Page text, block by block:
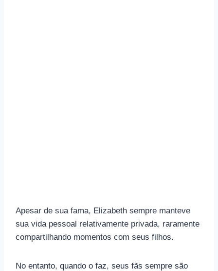
Apesar de sua fama, Elizabeth sempre manteve
sua vida pessoal relativamente privada, raramente
compartilhando momentos com seus filhos.
No entanto, quando o faz, seus fãs sempre são